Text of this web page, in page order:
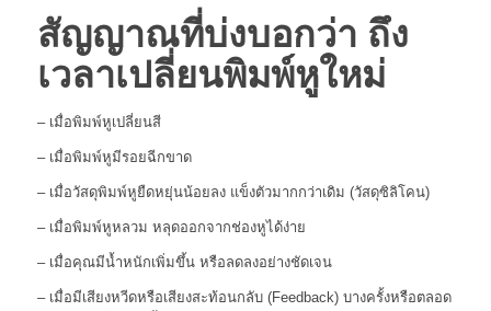
สัญญาณที่บ่งบอกว่า ถึง
เวลาเปลี่ยนพิมพ์หูใหม่
– เมื่อพิมพ์หูเปลี่ยนสี
– เมื่อพิมพ์หูมีรอยฉีกขาด
– เมื่อวัสดุพิมพ์หูยืดหยุ่นน้อยลง แข็งตัวมากกว่าเดิม (วัสดุซิลิโคน)
– เมื่อพิมพ์หูหลวม หลุดออกจากช่องหูได้ง่าย
– เมื่อคุณมีน้ำหนักเพิ่มขึ้น หรือลดลงอย่างชัดเจน
– เมื่อมีเสียงหวีดหรือเสียงสะท้อนกลับ (Feedback) บางครั้งหรือตลอด